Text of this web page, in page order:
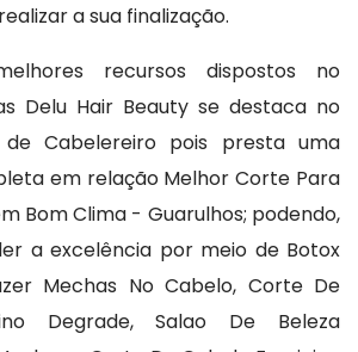
a sua finalização.
recursos dispostos no
Delu Hair Beauty se destaca no
Cabelereiro pois presta uma
em relação Melhor Corte Para
Bom Clima - Guarulhos; podendo,
a excelência por meio de Botox
Mechas No Cabelo, Corte De
Degrade, Salao De Beleza